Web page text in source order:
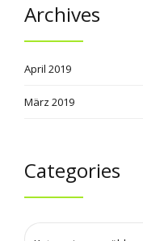
Archives
April 2019
März 2019
Categories